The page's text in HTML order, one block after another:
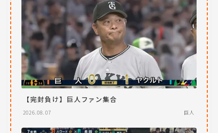
【完封負け】巨人ファン集合
2026.08.07 巨人